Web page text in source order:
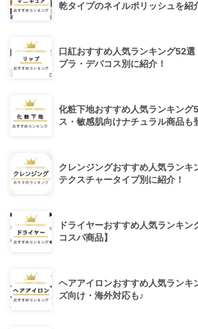
乾タイプのネイルポリッシュを紹
口紅おすすめ人気ランキング52
プラ・デパコス別に紹介！
化粧下地おすすめ人気ランキング
ス・敏感肌向けナチュラル商品も
クレンジングおすすめ人気ランキ
テクスチャータイプ別に紹介！
ドライヤーおすすめ人気ランキン
コスパ商品】
ヘアアイロンおすすめ人気ランキ
ズ向け・海外対応も♪